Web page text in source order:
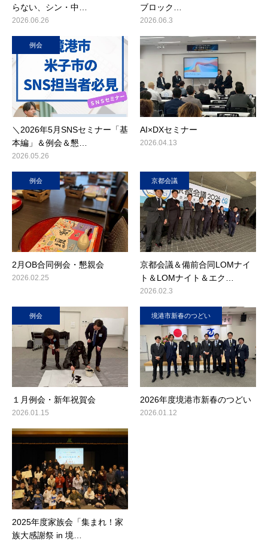
らない、シン・中…
2026.06.26
ブロック…
2026.06.3
例会
＼2026年5月SNSセミナー「基
本編」＆例会＆懇…
2026.05.26
AI×DXセミナー
2026.04.13
例会
2月OB合同例会・懇親会
2026.02.25
京都会議
京都会議＆備前合同LOMナイ
ト＆LOMナイト＆エク…
2026.02.3
例会
１月例会・新年祝賀会
2026.01.15
境港市新春のつどい
2026年度境港市新春のつどい
2026.01.12
2025年度家族会「集まれ！家
族大感謝祭 in 境…